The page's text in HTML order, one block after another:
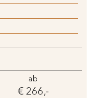
ab
€ 266,-